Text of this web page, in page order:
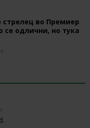
стрелец во Премиер
се одлични, но тука